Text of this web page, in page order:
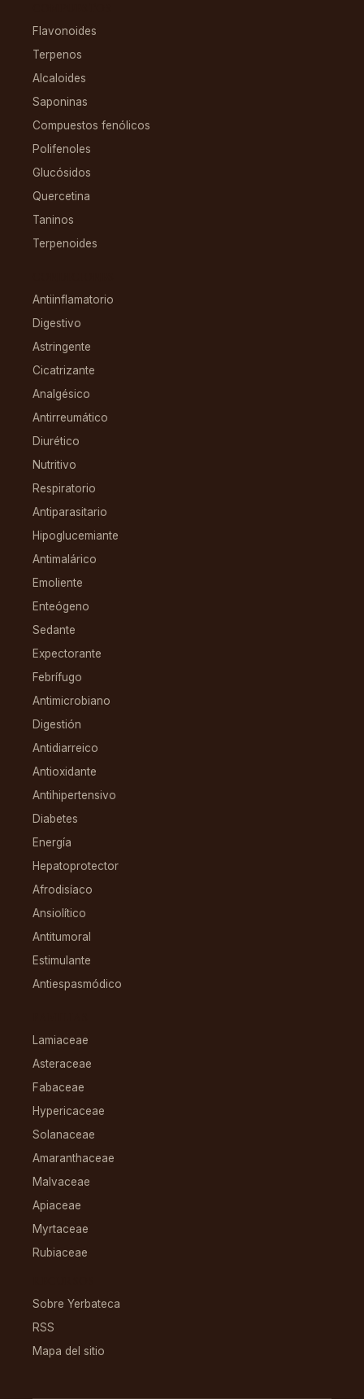
Flavonoides
Terpenos
Alcaloides
Saponinas
Compuestos fenólicos
Polifenoles
Glucósidos
Quercetina
Taninos
Terpenoides
Antiinflamatorio
Digestivo
Astringente
Cicatrizante
Analgésico
Antirreumático
Diurético
Nutritivo
Respiratorio
Antiparasitario
Hipoglucemiante
Antimalárico
Emoliente
Enteógeno
Sedante
Expectorante
Febrífugo
Antimicrobiano
Digestión
Antidiarreico
Antioxidante
Antihipertensivo
Diabetes
Energía
Hepatoprotector
Afrodisíaco
Ansiolítico
Antitumoral
Estimulante
Antiespasmódico
Lamiaceae
Asteraceae
Fabaceae
Hypericaceae
Solanaceae
Amaranthaceae
Malvaceae
Apiaceae
Myrtaceae
Rubiaceae
Sobre Yerbateca
RSS
Mapa del sitio